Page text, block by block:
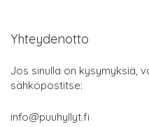
Yhteydenotto
Jos sinulla on kysymyksiä,
sähköpostitse:
info@puuhyllyt.fi